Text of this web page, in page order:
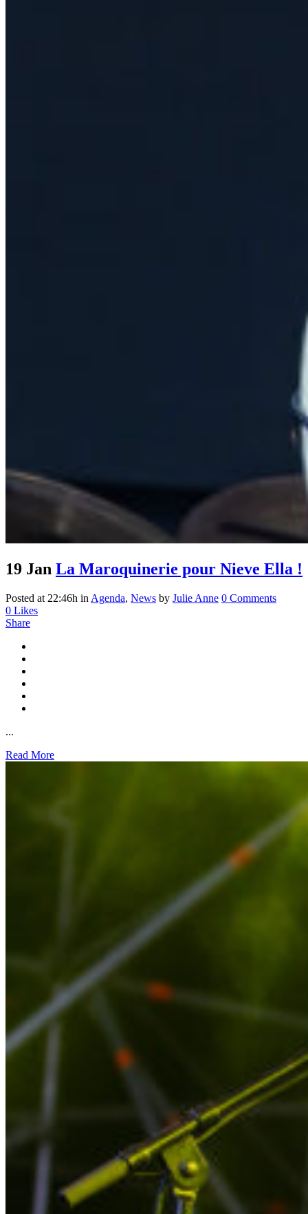
19 Jan La Maroquinerie pour Nieve Ella !
Posted at 22:46h in Agenda, News by Julie Anne 0 Comments
0 Likes
Share
...
Read More